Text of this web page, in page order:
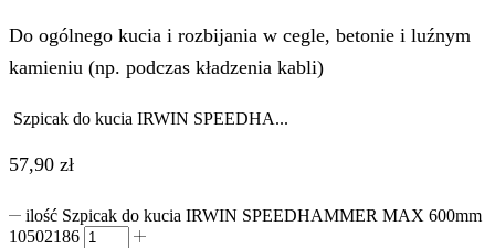
Do ogólnego kucia i rozbijania w cegle, betonie i luźnym
kamieniu (np. podczas kładzenia kabli)
Szpicak do kucia IRWIN SPEEDHA...
57,90 zł
ilość Szpicak do kucia IRWIN SPEEDHAMMER MAX 600mm
10502186